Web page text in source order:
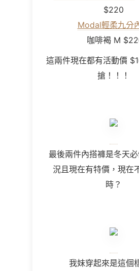
$220
Modal輕柔九分
咖啡褐 M
這兩件現在都有活動價 $
搶！！！
最後兩件內搭褲是冬天必
況且現在有特價，現在
時？
我妹穿起來是這個